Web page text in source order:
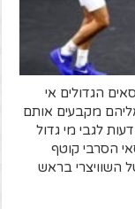
הגדולים אי
מקבעים אותם
לגבי מי גדול
הסרבי קוטף
השוויצרי בראש